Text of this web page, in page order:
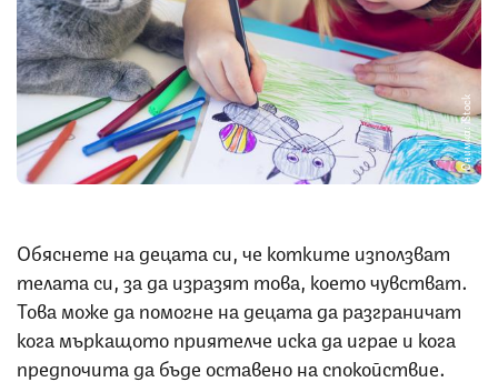
Снимка: iStock
Обяснете на децата си, че котките използват
телата си, за да изразят това, което чувстват.
Това може да помогне на децата да разграничат
кога мъркащото приятелче иска да играе и кога
предпочита да бъде оставено на спокойствие.